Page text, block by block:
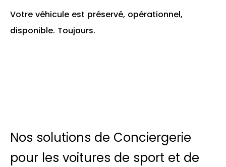
Votre véhicule est préservé, opérationnel,
disponible. Toujours.
Nos solutions de Conciergerie
pour les voitures de sport et de